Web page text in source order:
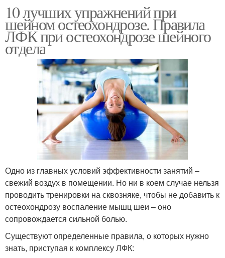
10 лучших упражнений при
шейном остеохондрозе. Правила
ЛФК при остеохондрозе шейного
отдела
Одно из главных условий эффективности занятий –
свежий воздух в помещении. Но ни в коем случае нельзя
проводить тренировки на сквозняке, чтобы не добавить к
остеохондрозу воспаление мышц шеи – оно
сопровождается сильной болью.
Существуют определенные правила, о которых нужно
знать, приступая к комплексу ЛФК: